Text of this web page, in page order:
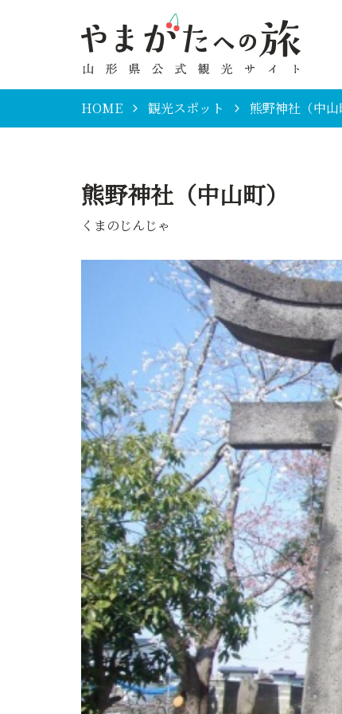
HOME 観光スポット 熊野神社（中山
熊野神社（中山町）
くまのじんじゃ